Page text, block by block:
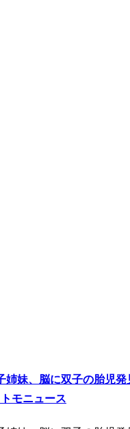
姉妹、脳に双子の胎児
モニュース